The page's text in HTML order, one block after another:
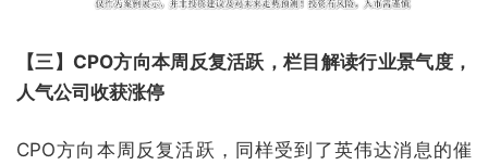
【三】CPO方向本周反复活跃，栏目解读行业景气度，
人气公司收获涨停
CPO方向本周反复活跃，同样受到了英伟达消息的催